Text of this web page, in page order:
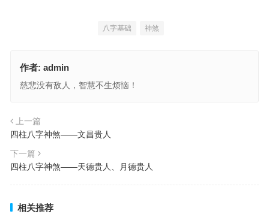
八字基础 神煞
作者: admin
慈悲没有敌人，智慧不生烦恼！
上一篇
四柱八字神煞——文昌贵人
下一篇
四柱八字神煞——天德贵人、月德贵人
相关推荐